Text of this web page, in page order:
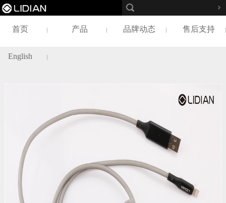
首页 产品 品牌动态 售后支持
English